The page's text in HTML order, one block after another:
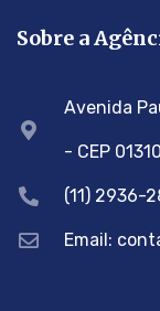
Sobre a
Avenida
- CEP
(11) 2936-
Email: